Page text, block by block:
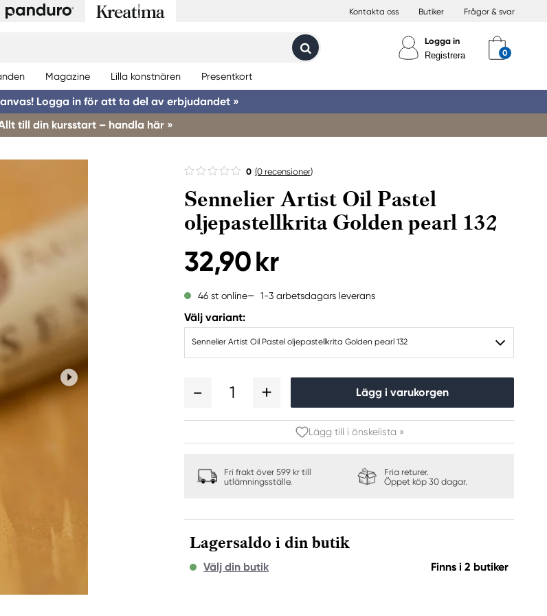
Kontakta oss Butiker Frågor & svar
Logga in
Registrera
Magazine Lilla konstnären Presentkort
Logga in för att ta del av erbjudandet »
till din kursstart – handla här »
0 (0 recensioner)
Sennelier Artist Oil Pastel
oljepastellkrita Golden pearl 132
32,90 kr
46 st online 1-3 arbetsdagars leverans
Välj variant:
Sennelier Artist Oil Pastel oljepastellkrita Golden pearl 132
1 Lägg i varukorgen
Lägg till i önskelista »
Fri frakt över 599 kr till
utlämningsställe.
Fria returer.
Öppet köp 30 dagar.
Lagersaldo i din butik
Välj din butik Finns i 2 butiker